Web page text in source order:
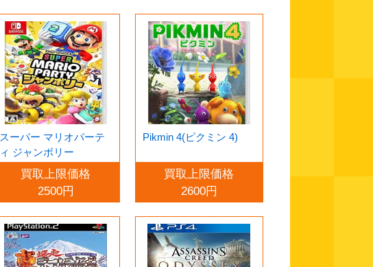
スーパー マリオパーテ
ィ ジャンボリー
買取上限価格
2500円
Pikmin 4(ピクミン 4)
買取上限価格
2600円